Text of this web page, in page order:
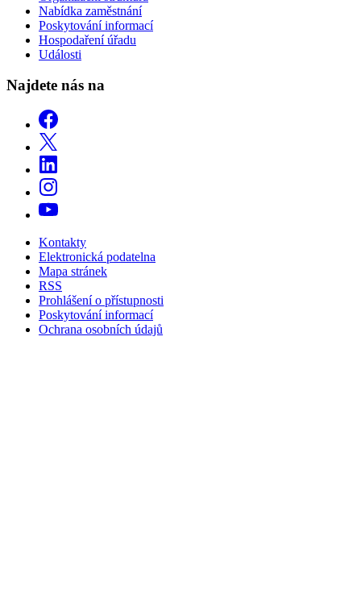
Nabídka zaměstnání
Poskytování informací
Hospodaření úřadu
Události
Najdete nás na
Kontakty
Elektronická podatelna
Mapa stránek
RSS
Prohlášení o přístupnosti
Poskytování informací
Ochrana osobních údajů